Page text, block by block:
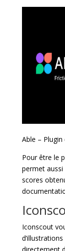
Able – Plugin
Pour être le
permet
scores
Iconscout